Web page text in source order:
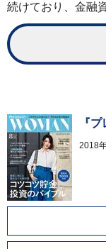
続けており、金融
『
2018